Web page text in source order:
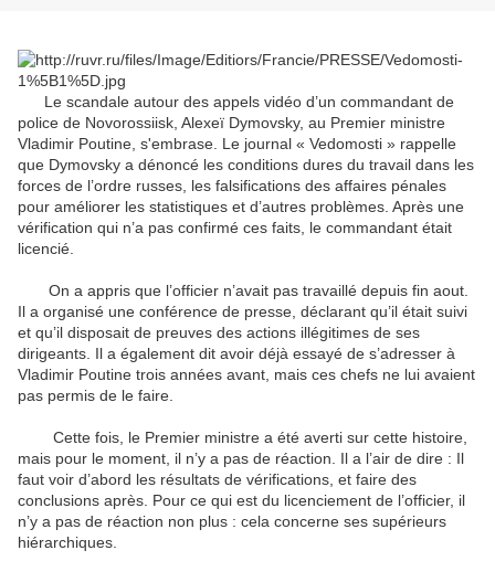
Le scandale autour des appels vidéo d’un commandant de
police de Novorossiisk, Alexeï Dymovsky, au Premier ministre
Vladimir Poutine, s'embrase. Le journal « Vedomosti » rappelle
que Dymovsky a dénoncé les conditions dures du travail dans les
forces de l’ordre russes, les falsifications des affaires pénales
pour améliorer les statistiques et d’autres problèmes. Après une
vérification qui n’a pas confirmé ces faits, le commandant était
licencié.
On a appris que l’officier n’avait pas travaillé depuis fin aout.
Il a organisé une conférence de presse, déclarant qu’il était suivi
et qu’il disposait de preuves des actions illégitimes de ses
dirigeants. Il a également dit avoir déjà essayé de s’adresser à
Vladimir Poutine trois années avant, mais ces chefs ne lui avaient
pas permis de le faire.
Cette fois, le Premier ministre a été averti sur cette histoire,
mais pour le moment, il n’y a pas de réaction. Il a l’air de dire : Il
faut voir d’abord les résultats de vérifications, et faire des
conclusions après. Pour ce qui est du licenciement de l’officier, il
n’y a pas de réaction non plus : cela concerne ses supérieurs
hiérarchiques.